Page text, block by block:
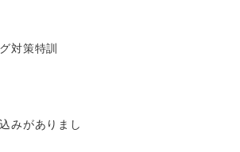
対策特訓
みがありまし